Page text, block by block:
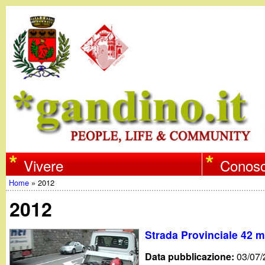
w
w
w
.
Vivere
Tu
sei
qui
Home »2012
2012
Strada Provinciale 42
Data pubblicazione:03/